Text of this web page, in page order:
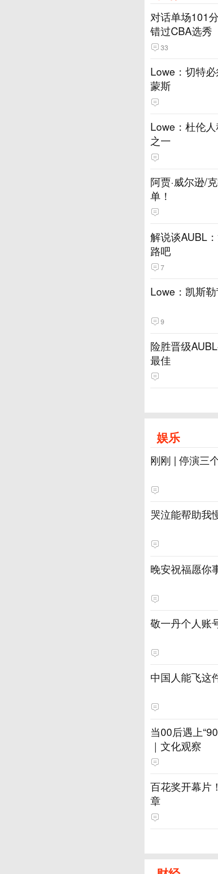
对话单场101
错过CBA选秀
33
Lowe：切特
蒙斯
Lowe：杜伦
之一
阿贾·威尔逊/
单！
解说谈AUBL
路吧
7
Lowe：凯斯
9
险胜晋级
最佳
娱乐
刚刚 | 停演三
哭泣能帮助我
晚安祝福愿你
敬一丹个人账
中国人能飞这
当00后遇上
｜文化观察
百花奖开幕片
章